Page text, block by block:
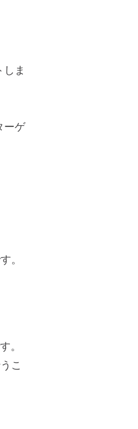
ま
ーゲ
。
。
こ